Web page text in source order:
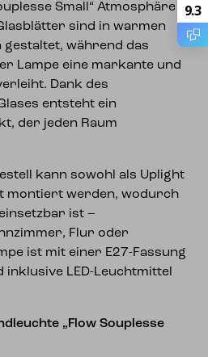
Small“ Atmosphäre
sind in warmen
gestaltet, während das
Lampe eine markante und
Dank des
entsteht ein
der jeden Raum
kann sowohl als Uplight
montiert werden, wodurch
ist –
Flur oder
ist mit einer E27-Fassung
LED-Leuchtmittel
„Flow Souplesse
9.3